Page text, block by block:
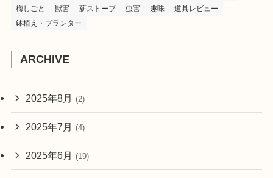
梅しごと
獣害 薪ストーブ 虫害 趣味
道具レビュー
鉢植え・プランター
ARCHIVE
2025年8月 (2)
2025年7月 (4)
2025年6月 (19)